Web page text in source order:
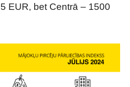
EUR, bet Centrā – 1500